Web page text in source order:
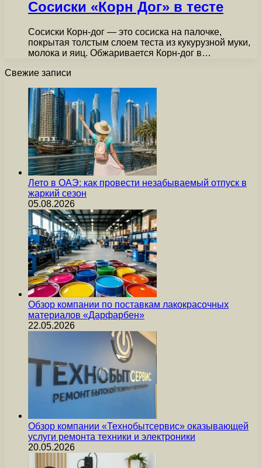
Сосиски «Корн Дог» в тесте
Сосиски Корн-дог — это сосиска на палочке,
покрытая толстым слоем теста из кукурузной муки,
молока и яиц. Обжаривается Корн-дог в…
Свежие записи
Лето в ОАЭ: как провести незабываемый отпуск в
жаркий сезон
05.08.2026
Обзор компании по поставкам лакокрасочных
материалов «Дарфарбен»
22.05.2026
Обзор компании «Технобытсервис» оказывающей
услуги ремонта техники и электроники
20.05.2026